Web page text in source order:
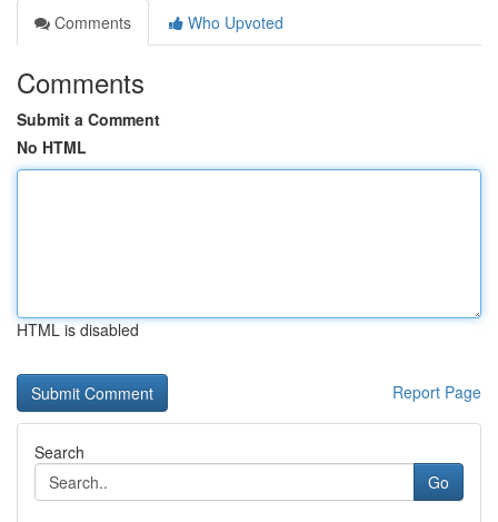
Comments
Who Upvoted
Comments
Submit a Comment
No HTML
HTML is disabled
Report Page
Search
Go